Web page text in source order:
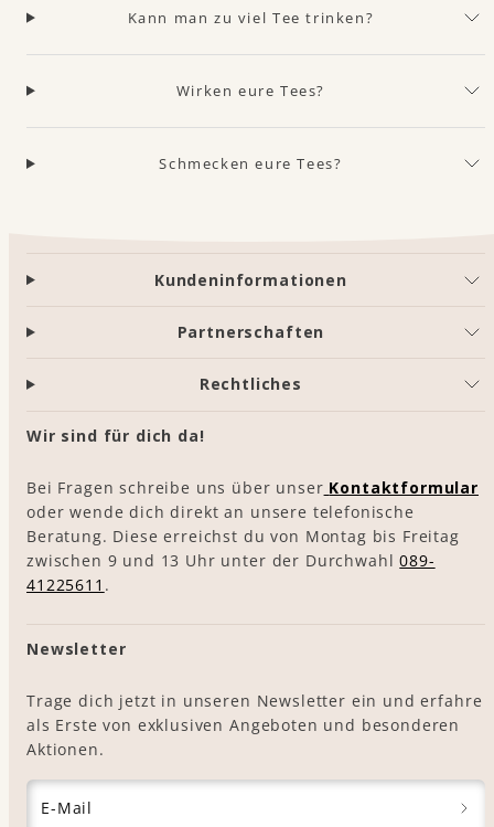
Kann man zu viel Tee trinken?
Wirken eure Tees?
Schmecken eure Tees?
Kundeninformationen
Partnerschaften
Rechtliches
Wir sind für dich da!
Bei Fragen schreibe uns über unser Kontaktformular
oder wende dich direkt an unsere telefonische
Beratung. Diese erreichst du von Montag bis Freitag
zwischen 9 und 13 Uhr unter der Durchwahl089-
41225611 .
Newsletter
Trage dich jetzt in unseren Newsletter ein und erfahre
als Erste von exklusiven Angeboten und besonderen
Aktionen.
E-Mail